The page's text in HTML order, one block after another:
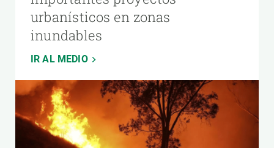
urbanísticos en zonas
inundables
IR AL MEDIO